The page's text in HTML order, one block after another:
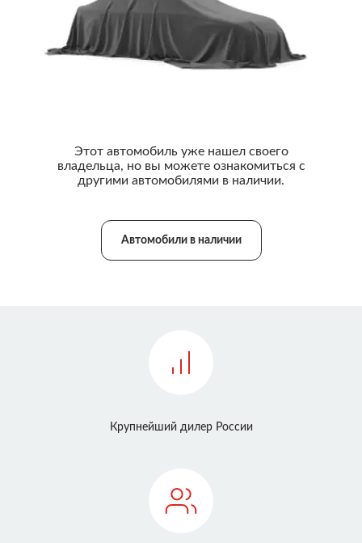
Этот автомобиль уже нашел своего
владельца, но вы можете ознакомиться с
другими автомобилями в наличии.
Автомобили в наличии
Крупнейший дилер России